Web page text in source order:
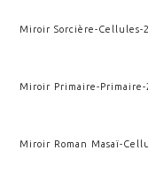
Miroir Sorcière-Cellules-
Miroir Primaire-Primaire-
Miroir Roman Masaï-